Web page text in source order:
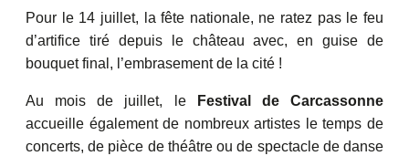
Pour le 14 juillet, la fête nationale, ne ratez pas le feu
d’artifice tiré depuis le château avec, en guise de
bouquet final, l’embrasement de la cité !
Au mois de juillet, leFestival de Carcassonne
accueille également de nombreux artistes le temps de
concerts, de pièce de théâtre ou de spectacle de danse